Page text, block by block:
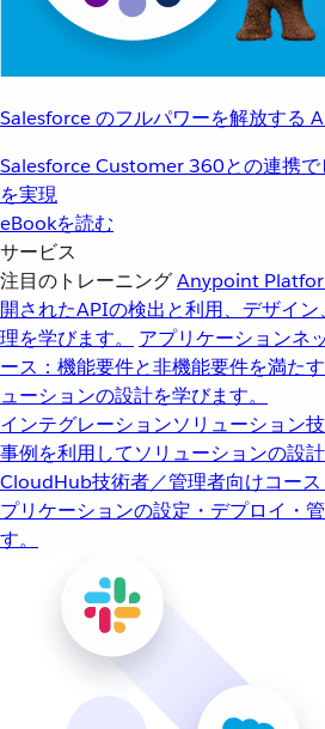
Salesforce のフルパワーを解放する
Salesforce Customer 360との連携
を実現
eBookを読む
サービス
注目のトレーニングAnypoint
開されたAPIの検出と利用、デザイ
理を学びます。
アプリケーションネ
ース：機能要件と非機能要件を満た
ューションの設計を学びます。
インテグレーションソリューション
事例を利用してソリューションの設計
CloudHub技術者／管理者向けコー
プリケーションの設定・デプロイ・
す。